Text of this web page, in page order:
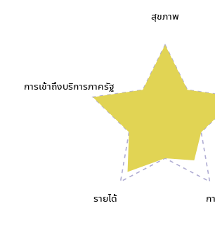
สุขภาพ
ก
รายได้
การเข้าถึงบริการภาครัฐ